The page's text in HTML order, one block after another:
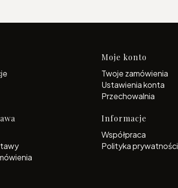
stopce
Moje konto
Twoje zamówienia
Ustawienia konta
Przechowalnia
Informacje
Współpraca
Polityka prywatności